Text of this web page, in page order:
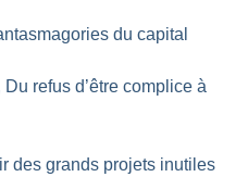
du capital
refus d’être complice à
des grands projets inutiles